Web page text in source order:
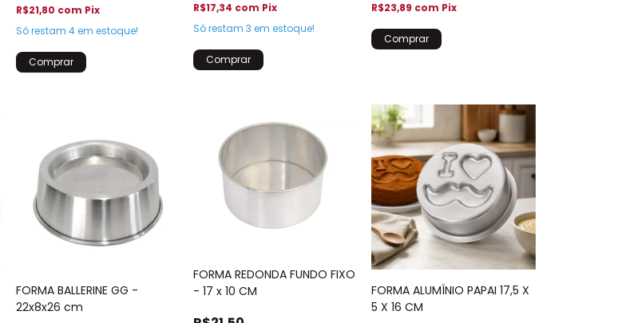
R$21,80 com Pix
Só restam 4em estoque!
R$17,34 com Pix
Só restam3 em estoque!
R$23,89 com Pix
FORMA BALLERINE GG -
22x8x26 cm
FORMA REDONDA FUNDO FIXO
- 17 x 10 CM
FORMA ALUMÍNIO PAPAI 17,5 X
5 X 16 CM